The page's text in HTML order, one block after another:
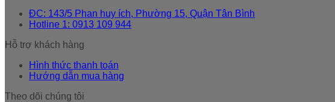
ĐC: 143/5 Phan huy ích, Phường 15, Quận Tân Bình
Hotline 1: 0913 109 944
Hỗ trợ khách hàng
Hình thức thanh toán
Hướng dẫn mua hàng
Theo dõi chúng tôi